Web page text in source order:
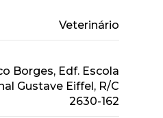
Veterinário
Borges, Edf. Escola
Gustave Eiffel, R/C
2630-162